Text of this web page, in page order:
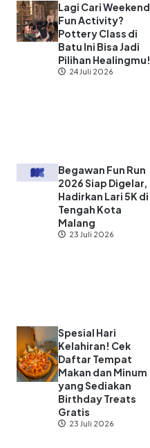
Lagi Cari Weekend
Fun Activity?
Pottery Class di
Batu Ini Bisa Jadi
Pilihan Healingmu!
24 Juli 2026
Begawan Fun Run
2026 Siap Digelar,
Hadirkan Lari 5K di
Tengah Kota
Malang
23 Juli 2026
Spesial Hari
Kelahiran! Cek
Daftar Tempat
Makan dan Minum
yang Sediakan
Birthday Treats
Gratis
23 Juli 2026